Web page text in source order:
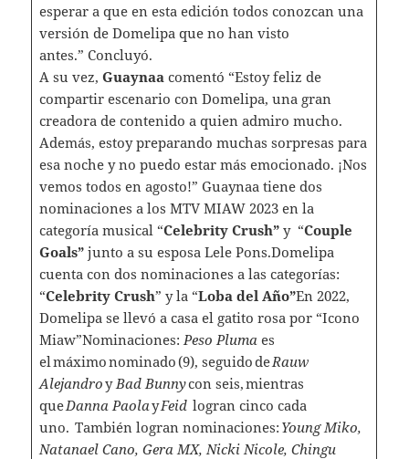
esperar a que en esta edición todos conozcan una
versión de Domelipa que no han visto
antes.” Concluyó.
A su vez, Guaynaa comentó “Estoy feliz de
compartir escenario con Domelipa, una gran
creadora de contenido a quien admiro mucho.
Además, estoy preparando muchas sorpresas para
esa noche y no puedo estar más emocionado. ¡Nos
vemos todos en agosto!” Guaynaa tiene dos
nominaciones a los MTV MIAW 2023 en la
categoría musical “Celebrity Crush”y “Couple
Goals” junto a su esposa Lele Pons.Domelipa
cuenta con dos nominaciones a las categorías:
“Celebrity Crush” y la “Loba del Año”En 2022,
Domelipa se llevó a casa el gatito rosa por “Icono
Miaw”Nominaciones: Peso Pluma es
el máximo nominado (9), seguido deRauw
Alejandroy Bad Bunnycon seis, mientras
queDanna PaolayFeid logran cinco cada
uno. También logran nominaciones: Young Miko,
Natanael Cano, Gera MX, Nicki Nicole, Chingu